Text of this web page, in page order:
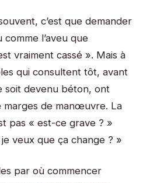
c’est que demander
comme l’aveu que
vraiment cassé ». Mais à
qui consultent tôt, avant
soit devenu béton, ont
marges de manœuvre. La
pas « est-ce grave ? »
veux que ça change ? »
par où commencer